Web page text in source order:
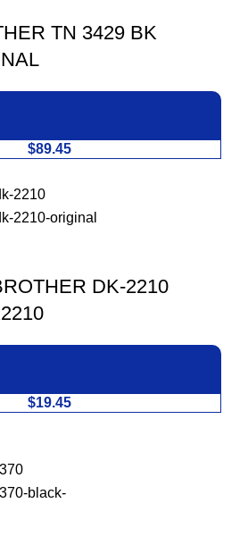
TN 3429 BK
$89.45
DK-2210
$19.45